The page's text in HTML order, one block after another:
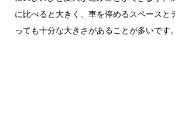
に比べると大きく、車を停めるスペースと
っても十分な大きさがあることが多いです。